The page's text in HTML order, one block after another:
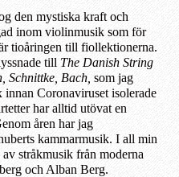
den mystiska kraft och
inom violinmusik som för
tioåringen till fiollektionerna.
de till The Danish String
Schnittke, Bach, som jag
innan Coronaviruset isolerade
har alltid utövat en
enom åren har jag
kammarmusik. I all min
stråkmusik från moderna
och Alban Berg.